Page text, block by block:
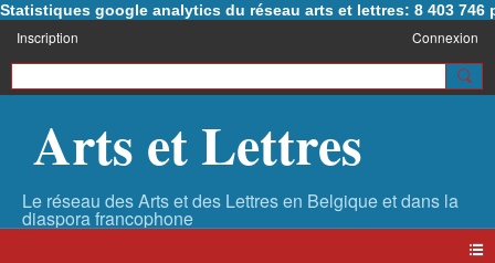
Statistiques google analytics du réseau arts et lettres: 8 403 746
Inscription Connexion
Arts et Lettres